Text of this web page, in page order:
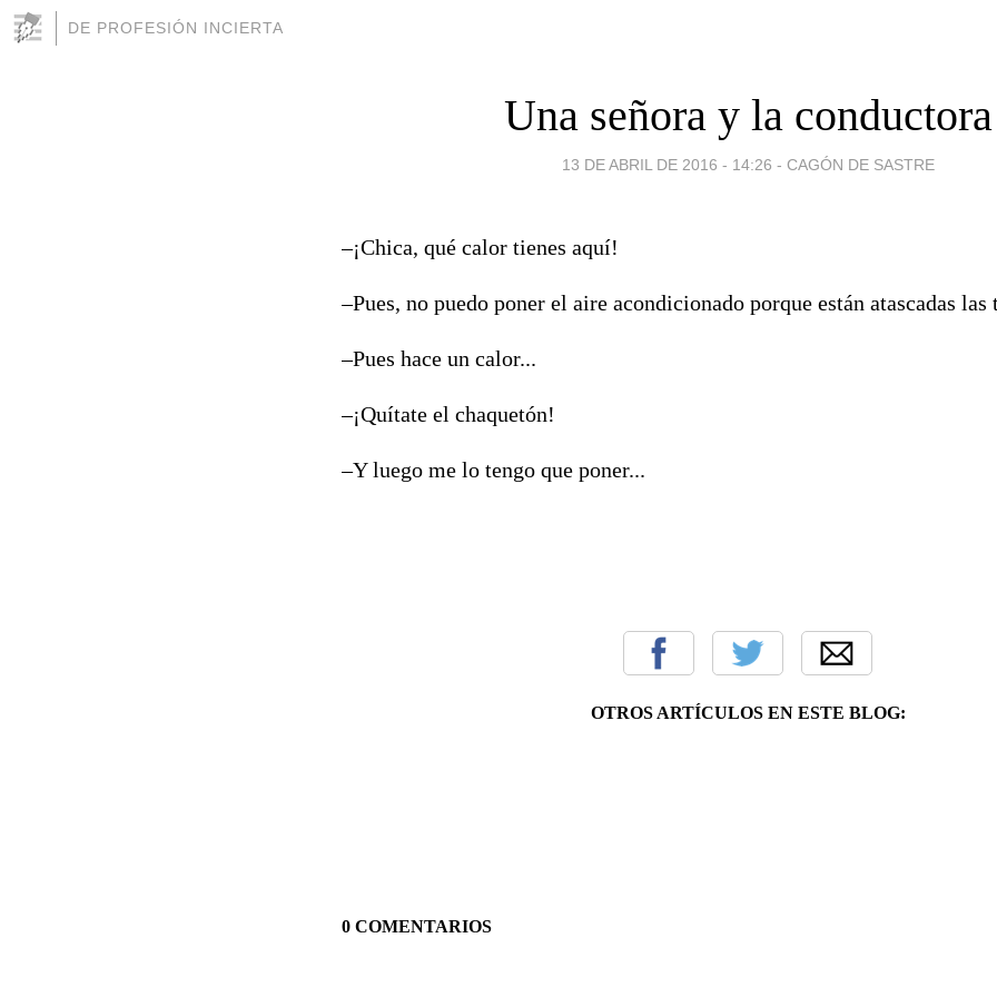
DE PROFESIÓN INCIERTA
Una señora y la conductora
13 DE ABRIL DE 2016 - 14:26 - CAGÓN DE SASTRE
–¡Chica, qué calor tienes aquí!
–Pues, no puedo poner el aire acondicionado porque están atascadas las
–Pues hace un calor...
–¡Quítate el chaquetón!
–Y luego me lo tengo que poner...
OTROS ARTÍCULOS EN ESTE BLOG:
0 COMENTARIOS